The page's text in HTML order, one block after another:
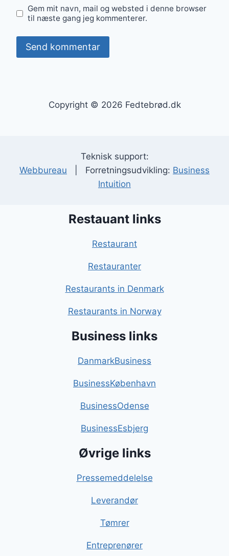
Gem mit navn, mail og websted i denne browser
til næste gang jeg kommenterer.
Copyright © 2026 Fedtebrød.dk
Teknisk support:
Webbureau | Forretningsudvikling: Business
Intuition
Restauant links
Restaurant
Restauranter
Restaurants in Denmark
Restaurants in Norway
Business links
DanmarkBusiness
BusinessKøbenhavn
BusinessOdense
BusinessEsbjerg
Øvrige links
Pressemeddelelse
Leverandør
Tømrer
Entreprenører